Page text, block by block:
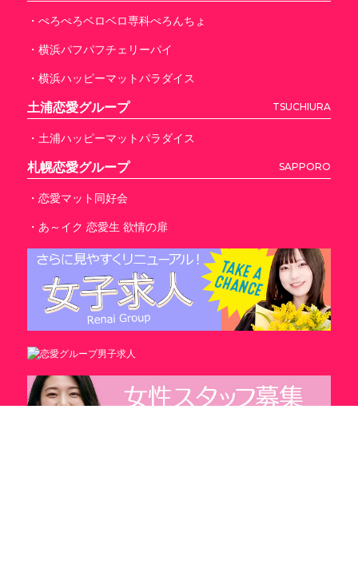
・ぺろぺろベロベロ専科ぺろんちょ
・横浜パフパフチェリーパイ
・横浜ハッピーマットパラダイス
土浦恋愛グループ TSUCHIURA
・土浦ハッピーマットパラダイス
札幌恋愛グループ SAPPORO
・恋愛マット同好会
・あ～イク 恋愛生 欲情の扉
電話をかける アクセス 出勤情報 その他